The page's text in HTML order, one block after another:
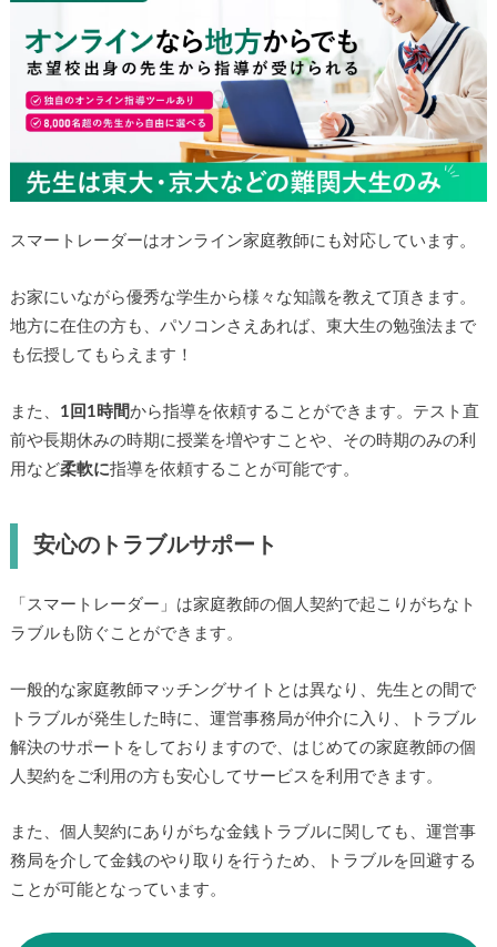
スマートレーダーはオンライン家庭教師にも対応しています。
お家にいながら優秀な学生から様々な知識を教えて頂きます。
地方に在住の方も、パソコンさえあれば、東大生の勉強法まで
も伝授してもらえます！
また、 1回1時間から指導を依頼することができます。テスト直
前や長期休みの時期に授業を増やすことや、その時期のみの利
用など柔軟に指導を依頼することが可能です。
安心のトラブルサポート
「スマートレーダー」は家庭教師の個人契約で起こりがちなト
ラブルも防ぐことができます。
一般的な家庭教師マッチングサイトとは異なり、先生との間で
トラブルが発生した時に、運営事務局が仲介に入り、トラブル
解決のサポートをしておりますので、はじめての家庭教師の個
人契約をご利用の方も安心してサービスを利用できます。
また、個人契約にありがちな金銭トラブルに関しても、運営事
務局を介して金銭のやり取りを行うため、トラブルを回避する
ことが可能となっています。